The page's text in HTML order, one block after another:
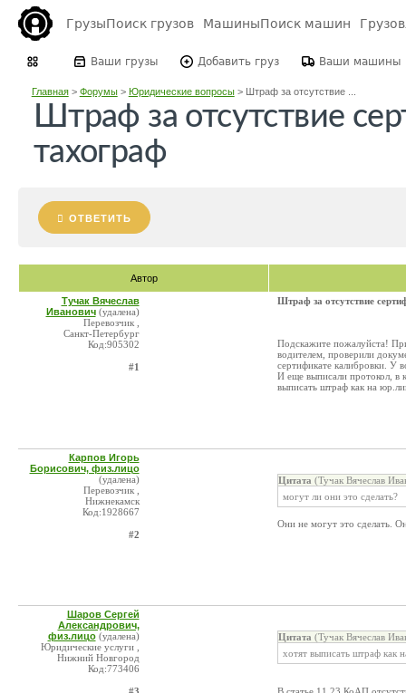
ГрузыПоиск грузов МашиныПоиск машин
Ваши грузы Добавить груз Ваши машины
Главная> Форумы> Юридические вопросы> Штраф за отсутствие ...
Штраф за отсутствие
тахограф
ОТВЕТИТЬ
Автор
Тучак Вячеслав
Иванович (удалена)
Перевозчик ,
Санкт-Петербург
Код:905302
#1
Штраф за отсутствие
Подскажите пожалуйста!
водителем, проверили
сертификате калибровки. У
И еще выписали протокол, в
выписать штраф как на
Карпов Игорь
Борисович, физ.лицо
(удалена)
Перевозчик ,
Нижнекамск
Код:1928667
#2
Цитата (Тучак Вячеслав
могут ли они это сделать?
Они не могут это сделать.
Шаров Сергей
Александрович,
физ.лицо (удалена)
Юридические услуги ,
Нижний Новгород
Код:773406
Цитата (Тучак Вячеслав
хотят выписать штраф как